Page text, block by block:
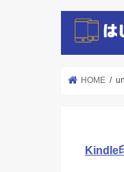
HOME
Kindle